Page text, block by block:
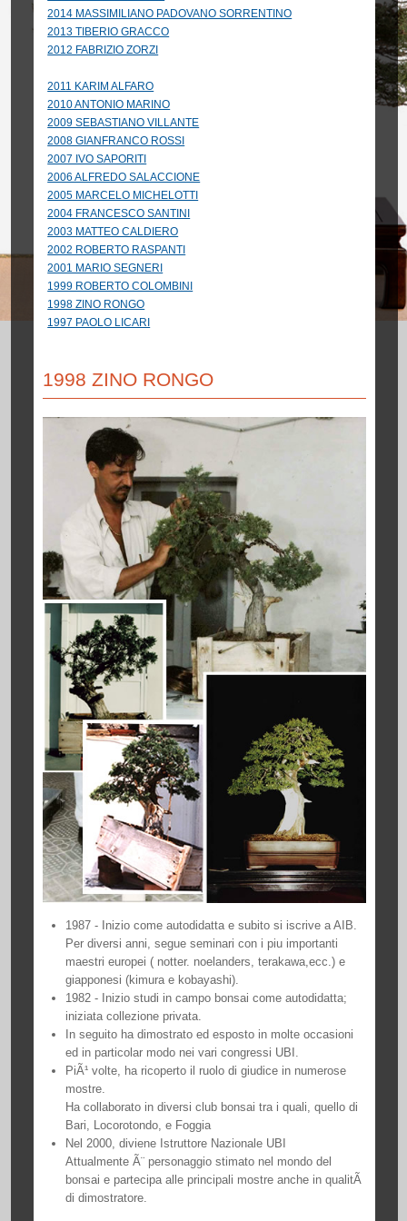
2014 MASSIMILIANO PADOVANO SORRENTINO
2013 TIBERIO GRACCO
2012 FABRIZIO ZORZI
2011 KARIM ALFARO
2010 ANTONIO MARINO
2009 SEBASTIANO VILLANTE
2008 GIANFRANCO ROSSI
2007 IVO SAPORITI
2006 ALFREDO SALACCIONE
2005 MARCELO MICHELOTTI
2004 FRANCESCO SANTINI
2003 MATTEO CALDIERO
2002 ROBERTO RASPANTI
2001 MARIO SEGNERI
1999 ROBERTO COLOMBINI
1998 ZINO RONGO
1997 PAOLO LICARI
1998 ZINO RONGO
1987 - Inizio come autodidatta e subito si iscrive a AIB.
Per diversi anni, segue seminari con i piu importanti
maestri europei ( notter. noelanders, terakawa,ecc.) e
giapponesi (kimura e kobayashi).
1982 - Inizio studi in campo bonsai come autodidatta;
iniziata collezione privata.
In seguito ha dimostrato ed esposto in molte occasioni
ed in particolar modo nei vari congressi UBI.
PiÃ¹ volte, ha ricoperto il ruolo di giudice in numerose
mostre.
Ha collaborato in diversi club bonsai tra i quali, quello di
Bari, Locorotondo, e Foggia
Nel 2000, diviene Istruttore Nazionale UBI
Attualmente Ã¨ personaggio stimato nel mondo del
bonsai e partecipa alle principali mostre anche in qualitÃ
di dimostratore.